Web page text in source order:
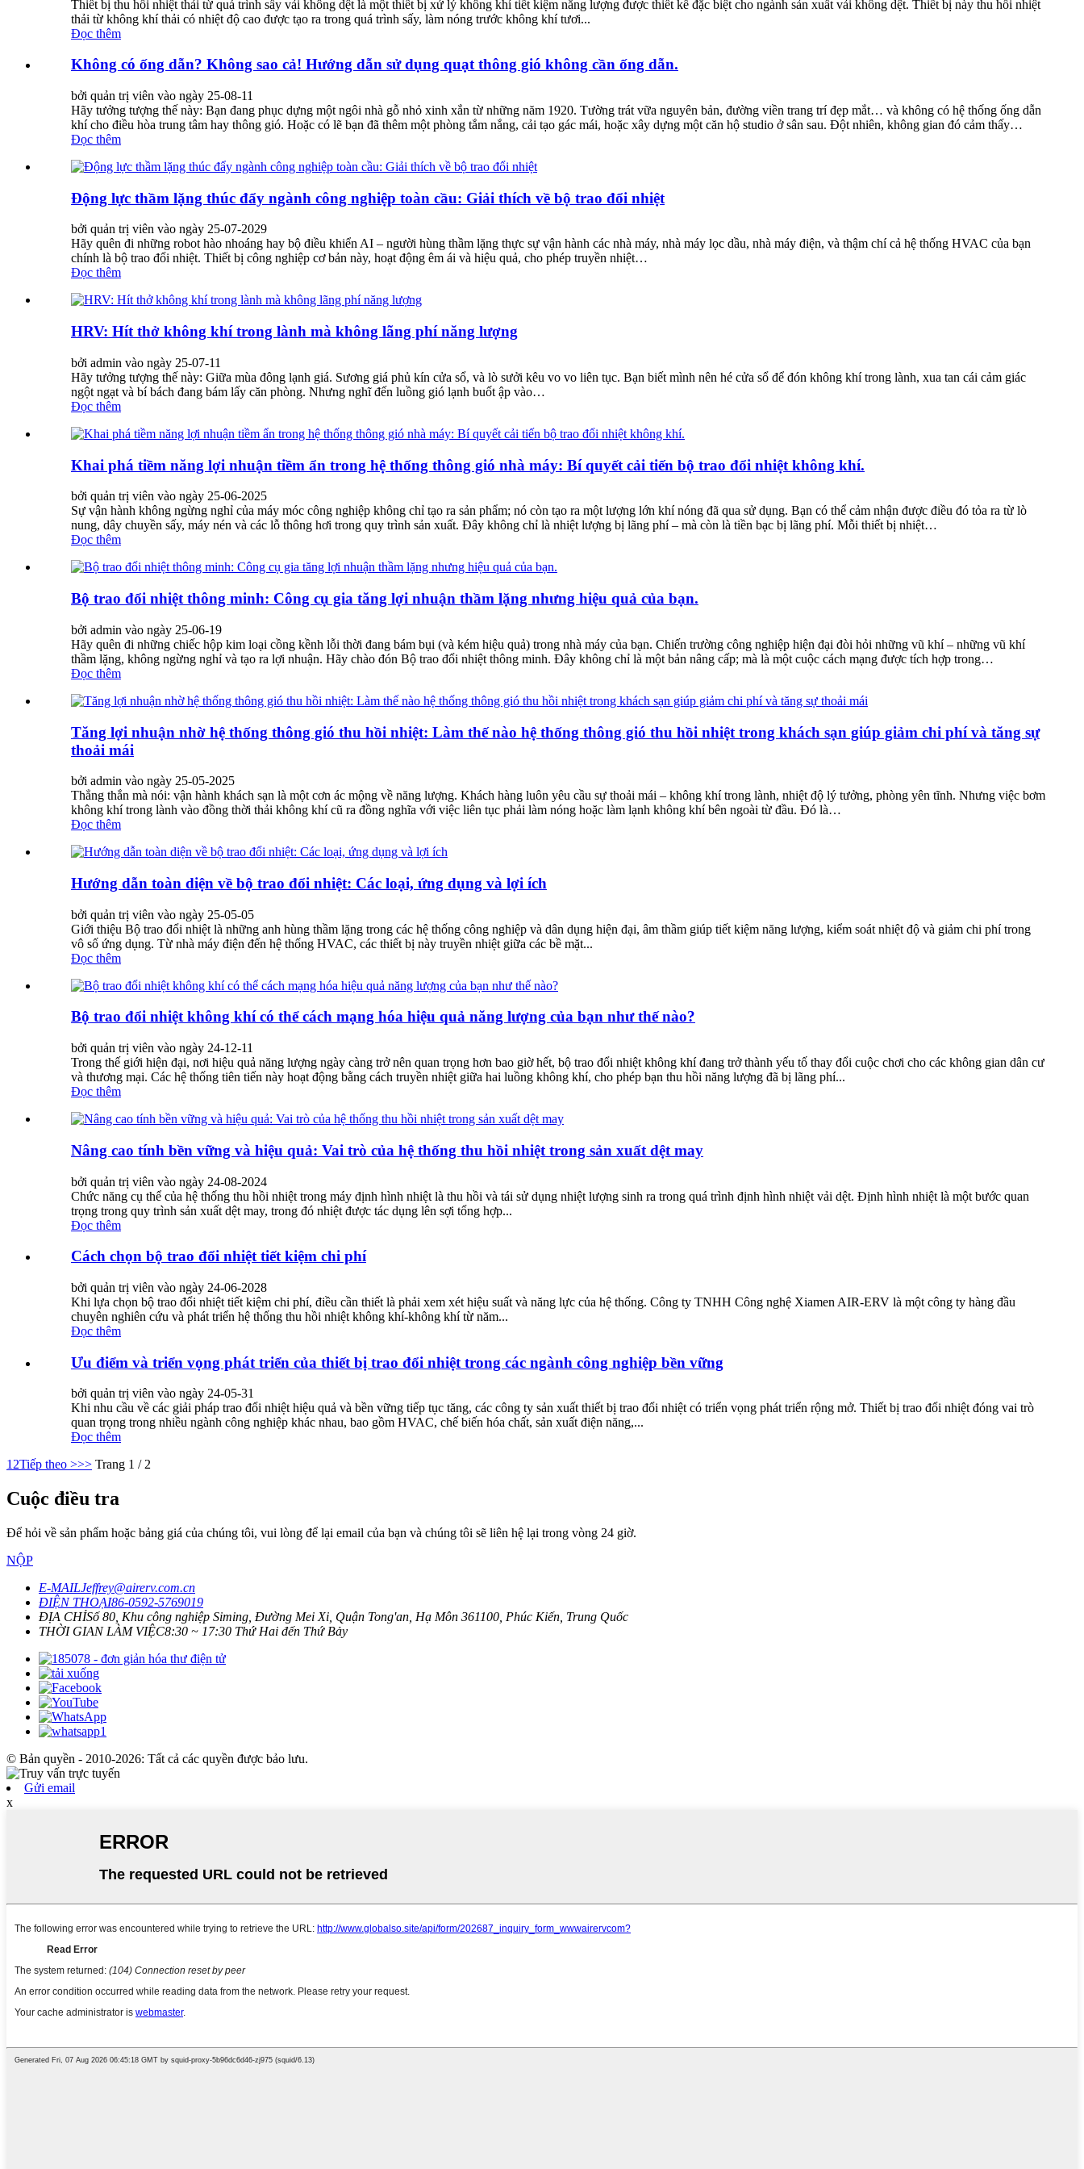
Thiết bị thu hồi nhiệt thải từ quá trình sấy vải không dệt là một thiết bị xử lý không khí tiết kiệm năng lượng được thiết kế đặc biệt cho ngành sản xuất vải không dệt. Thiết bị này thu hồi nhiệt
thải từ không khí thải có nhiệt độ cao được tạo ra trong quá trình sấy, làm nóng trước không khí tươi...
Đọc thêm
Không có ống dẫn? Không sao cả! Hướng dẫn sử dụng quạt thông gió không cần ống dẫn.
bởi quản trị viên vào ngày 25-08-11
Hãy tưởng tượng thế này: Bạn đang phục dựng một ngôi nhà gỗ nhỏ xinh xắn từ những năm 1920. Tường trát vữa nguyên bản, đường viền trang trí đẹp mắt… và không có hệ thống ống dẫn
khí cho điều hòa trung tâm hay thông gió. Hoặc có lẽ bạn đã thêm một phòng tắm nắng, cải tạo gác mái, hoặc xây dựng một căn hộ studio ở sân sau. Đột nhiên, không gian đó cảm thấy…
Đọc thêm
Động lực thầm lặng thúc đẩy ngành công nghiệp toàn cầu: Giải thích về bộ trao đổi nhiệt
bởi quản trị viên vào ngày 25-07-2029
Hãy quên đi những robot hào nhoáng hay bộ điều khiển AI – người hùng thầm lặng thực sự vận hành các nhà máy, nhà máy lọc dầu, nhà máy điện, và thậm chí cả hệ thống HVAC của bạn
chính là bộ trao đổi nhiệt. Thiết bị công nghiệp cơ bản này, hoạt động êm ái và hiệu quả, cho phép truyền nhiệt…
Đọc thêm
HRV: Hít thở không khí trong lành mà không lãng phí năng lượng
bởi admin vào ngày 25-07-11
Hãy tưởng tượng thế này: Giữa mùa đông lạnh giá. Sương giá phủ kín cửa sổ, và lò sưởi kêu vo vo liên tục. Bạn biết mình nên hé cửa sổ để đón không khí trong lành, xua tan cái cảm giác
ngột ngạt và bí bách đang bám lấy căn phòng. Nhưng nghĩ đến luồng gió lạnh buốt ập vào…
Đọc thêm
Khai phá tiềm năng lợi nhuận tiềm ẩn trong hệ thống thông gió nhà máy: Bí quyết cải tiến bộ trao đổi nhiệt không khí.
bởi quản trị viên vào ngày 25-06-2025
Sự vận hành không ngừng nghỉ của máy móc công nghiệp không chỉ tạo ra sản phẩm; nó còn tạo ra một lượng lớn khí nóng đã qua sử dụng. Bạn có thể cảm nhận được điều đó tỏa ra từ lò
nung, dây chuyền sấy, máy nén và các lỗ thông hơi trong quy trình sản xuất. Đây không chỉ là nhiệt lượng bị lãng phí – mà còn là tiền bạc bị lãng phí. Mỗi thiết bị nhiệt…
Đọc thêm
Bộ trao đổi nhiệt thông minh: Công cụ gia tăng lợi nhuận thầm lặng nhưng hiệu quả của bạn.
bởi admin vào ngày 25-06-19
Hãy quên đi những chiếc hộp kim loại cồng kềnh lỗi thời đang bám bụi (và kém hiệu quả) trong nhà máy của bạn. Chiến trường công nghiệp hiện đại đòi hỏi những vũ khí – những vũ khí
thầm lặng, không ngừng nghỉ và tạo ra lợi nhuận. Hãy chào đón Bộ trao đổi nhiệt thông minh. Đây không chỉ là một bản nâng cấp; mà là một cuộc cách mạng được tích hợp trong…
Đọc thêm
Tăng lợi nhuận nhờ hệ thống thông gió thu hồi nhiệt: Làm thế nào hệ thống thông gió thu hồi nhiệt trong khách sạn giúp giảm chi phí và tăng sự
thoải mái
bởi admin vào ngày 25-05-2025
Thẳng thắn mà nói: vận hành khách sạn là một cơn ác mộng về năng lượng. Khách hàng luôn yêu cầu sự thoải mái – không khí trong lành, nhiệt độ lý tưởng, phòng yên tĩnh. Nhưng việc bơm
không khí trong lành vào đồng thời thải không khí cũ ra đồng nghĩa với việc liên tục phải làm nóng hoặc làm lạnh không khí bên ngoài từ đầu. Đó là…
Đọc thêm
Hướng dẫn toàn diện về bộ trao đổi nhiệt: Các loại, ứng dụng và lợi ích
bởi quản trị viên vào ngày 25-05-05
Giới thiệu Bộ trao đổi nhiệt là những anh hùng thầm lặng trong các hệ thống công nghiệp và dân dụng hiện đại, âm thầm giúp tiết kiệm năng lượng, kiểm soát nhiệt độ và giảm chi phí trong
vô số ứng dụng. Từ nhà máy điện đến hệ thống HVAC, các thiết bị này truyền nhiệt giữa các bề mặt...
Đọc thêm
Bộ trao đổi nhiệt không khí có thể cách mạng hóa hiệu quả năng lượng của bạn như thế nào?
bởi quản trị viên vào ngày 24-12-11
Trong thế giới hiện đại, nơi hiệu quả năng lượng ngày càng trở nên quan trọng hơn bao giờ hết, bộ trao đổi nhiệt không khí đang trở thành yếu tố thay đổi cuộc chơi cho các không gian dân cư
và thương mại. Các hệ thống tiên tiến này hoạt động bằng cách truyền nhiệt giữa hai luồng không khí, cho phép bạn thu hồi năng lượng đã bị lãng phí...
Đọc thêm
Nâng cao tính bền vững và hiệu quả: Vai trò của hệ thống thu hồi nhiệt trong sản xuất dệt may
bởi quản trị viên vào ngày 24-08-2024
Chức năng cụ thể của hệ thống thu hồi nhiệt trong máy định hình nhiệt là thu hồi và tái sử dụng nhiệt lượng sinh ra trong quá trình định hình nhiệt vải dệt. Định hình nhiệt là một bước quan
trọng trong quy trình sản xuất dệt may, trong đó nhiệt được tác dụng lên sợi tổng hợp...
Đọc thêm
Cách chọn bộ trao đổi nhiệt tiết kiệm chi phí
bởi quản trị viên vào ngày 24-06-2028
Khi lựa chọn bộ trao đổi nhiệt tiết kiệm chi phí, điều cần thiết là phải xem xét hiệu suất và năng lực của hệ thống. Công ty TNHH Công nghệ Xiamen AIR-ERV là một công ty hàng đầu
chuyên nghiên cứu và phát triển hệ thống thu hồi nhiệt không khí-không khí từ năm...
Đọc thêm
Ưu điểm và triển vọng phát triển của thiết bị trao đổi nhiệt trong các ngành công nghiệp bền vững
bởi quản trị viên vào ngày 24-05-31
Khi nhu cầu về các giải pháp trao đổi nhiệt hiệu quả và bền vững tiếp tục tăng, các công ty sản xuất thiết bị trao đổi nhiệt có triển vọng phát triển rộng mở. Thiết bị trao đổi nhiệt đóng vai trò
quan trọng trong nhiều ngành công nghiệp khác nhau, bao gồm HVAC, chế biến hóa chất, sản xuất điện năng,...
Đọc thêm
12Tiếp theo >>> Trang 1 / 2
Cuộc điều tra
Để hỏi về sản phẩm hoặc bảng giá của chúng tôi, vui lòng để lại email của bạn và chúng tôi sẽ liên hệ lại trong vòng 24 giờ.
NỘP
E-MAILJeffrey@airerv.com.cn
ĐIỆN THOẠI86-0592-5769019
ĐỊA CHỈSố 80, Khu công nghiệp Siming, Đường Mei Xi, Quận Tong'an, Hạ Môn 361100, Phúc Kiến, Trung Quốc
THỜI GIAN LÀM VIỆC8:30 ~ 17:30 Thứ Hai đến Thứ Bảy
© Bản quyền - 2010-2026: Tất cả các quyền được bảo lưu.
Gửi email
x